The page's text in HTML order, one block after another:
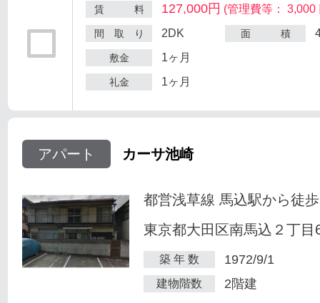
賃 料 127,000円 (管理費等： 3,000
間 取 り 2DK 面 積
敷金 1ヶ月
礼金 1ヶ月
アパート カーサ池崎
都営浅草線 馬込駅から徒
東京都大田区南馬込２丁目
築 年 数 1972/9/1
建物階数 2階建